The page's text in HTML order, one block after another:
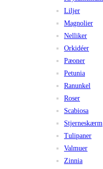
Liljer
Magnolier
Nelliker
Orkidéer
Pæoner
Petunia
Ranunkel
Roser
Scabiosa
Stjerneskærm
Tulipaner
Valmuer
Zinnia